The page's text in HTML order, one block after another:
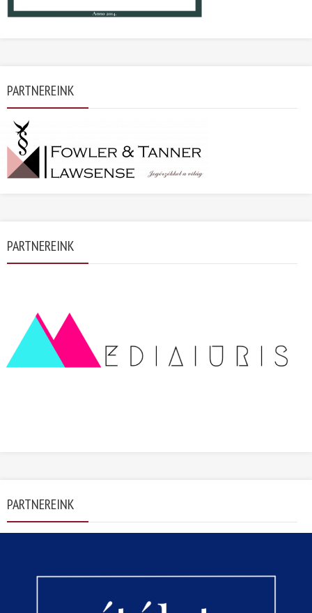
PARTNEREINK
PARTNEREINK
PARTNEREINK